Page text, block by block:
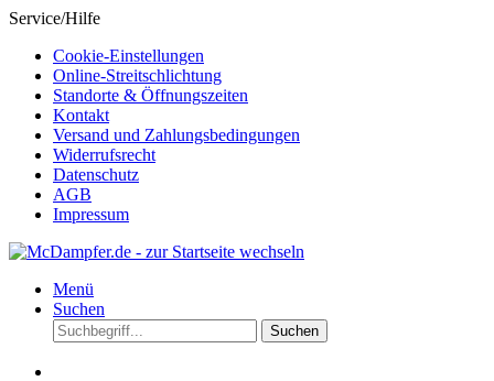
Service/Hilfe
Cookie-Einstellungen
Online-Streitschlichtung
Standorte & Öffnungszeiten
Kontakt
Versand und Zahlungsbedingungen
Widerrufsrecht
Datenschutz
AGB
Impressum
Menü
Suchen
Suchen